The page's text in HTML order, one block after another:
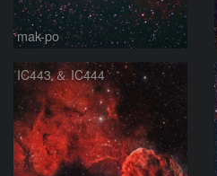
mak-po
IC443 ＆ IC444